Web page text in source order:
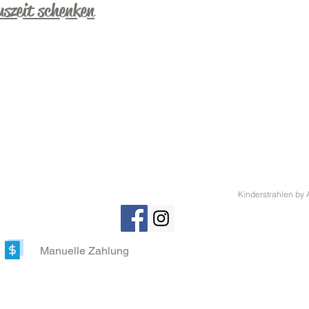
schenken
Manuelle Zahlung
Kinderstrahlen